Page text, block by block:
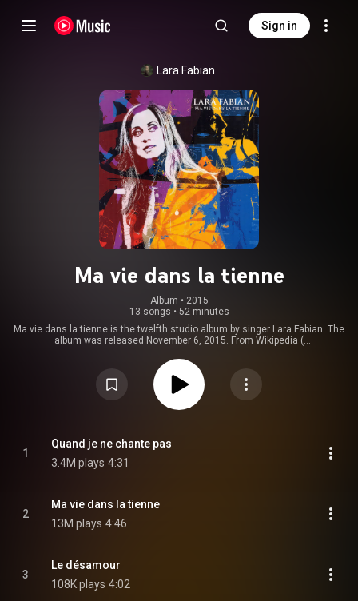
Sign in
Lara Fabian
Ma vie dans la tienne
Album • 2015
13 songs • 52 minutes
Ma vie dans la tienne is the twelfth studio album by singer Lara Fabian. The
album was released November 6, 2015. From Wikipedia (
https://creativecommons.org/licenses/...
1
Quand je ne chante pas
3.4M plays 4:31
2
Ma vie dans la tienne
13M plays 4:46
3
Le désamour
108K plays 4:02